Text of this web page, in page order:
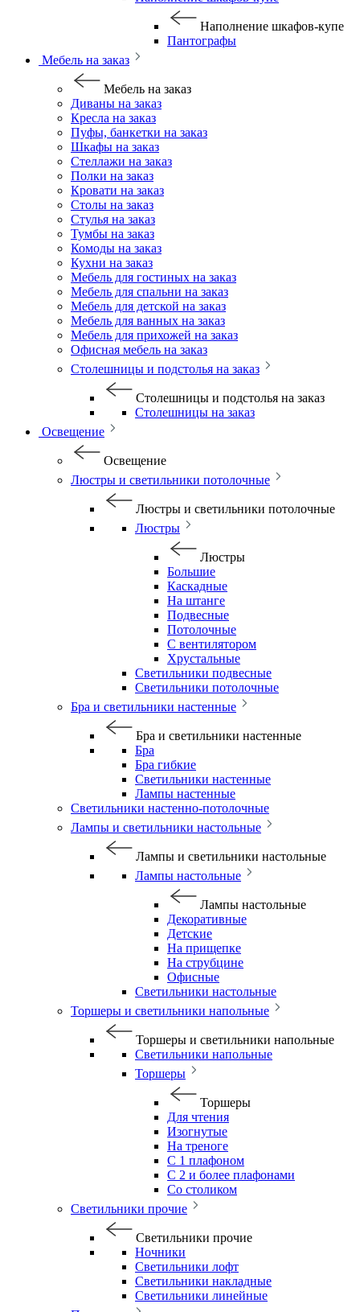
Наполнение шкафов-купе
Пантографы
Мебель на заказ
Мебель на заказ
Диваны на заказ
Кресла на заказ
Пуфы, банкетки на заказ
Шкафы на заказ
Стеллажи на заказ
Полки на заказ
Кровати на заказ
Столы на заказ
Стулья на заказ
Тумбы на заказ
Комоды на заказ
Кухни на заказ
Мебель для гостиных на заказ
Мебель для спальни на заказ
Мебель для детской на заказ
Мебель для ванных на заказ
Мебель для прихожей на заказ
Офисная мебель на заказ
Столешницы и подстолья на заказ
Столешницы и подстолья на заказ
Столешницы на заказ
Освещение
Освещение
Люстры и светильники потолочные
Люстры и светильники потолочные
Люстры
Люстры
Большие
Каскадные
На штанге
Подвесные
Потолочные
С вентилятором
Хрустальные
Светильники подвесные
Светильники потолочные
Бра и светильники настенные
Бра и светильники настенные
Бра
Бра гибкие
Светильники настенные
Лампы настенные
Светильники настенно-потолочные
Лампы и светильники настольные
Лампы и светильники настольные
Лампы настольные
Лампы настольные
Декоративные
Детские
На прищепке
На струбцине
Офисные
Светильники настольные
Торшеры и светильники напольные
Торшеры и светильники напольные
Светильники напольные
Торшеры
Торшеры
Для чтения
Изогнутые
На треноге
С 1 плафоном
С 2 и более плафонами
Со столиком
Светильники прочие
Светильники прочие
Ночники
Светильники лофт
Светильники накладные
Светильники линейные